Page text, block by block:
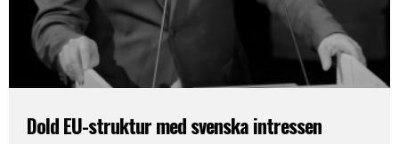
Dold EU-struktur med svenska intressen